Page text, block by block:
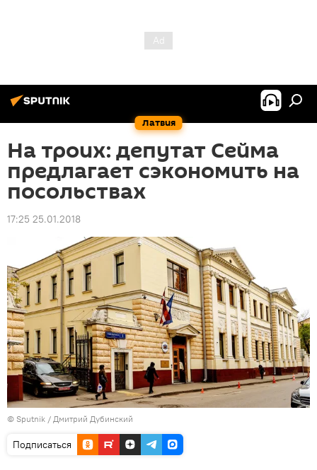
Латвия
На троих: депутат Сейма
предлагает сэкономить на
посольствах
17:25 25.01.2018
© Sputnik / Дмитрий Дубинский
Подписаться